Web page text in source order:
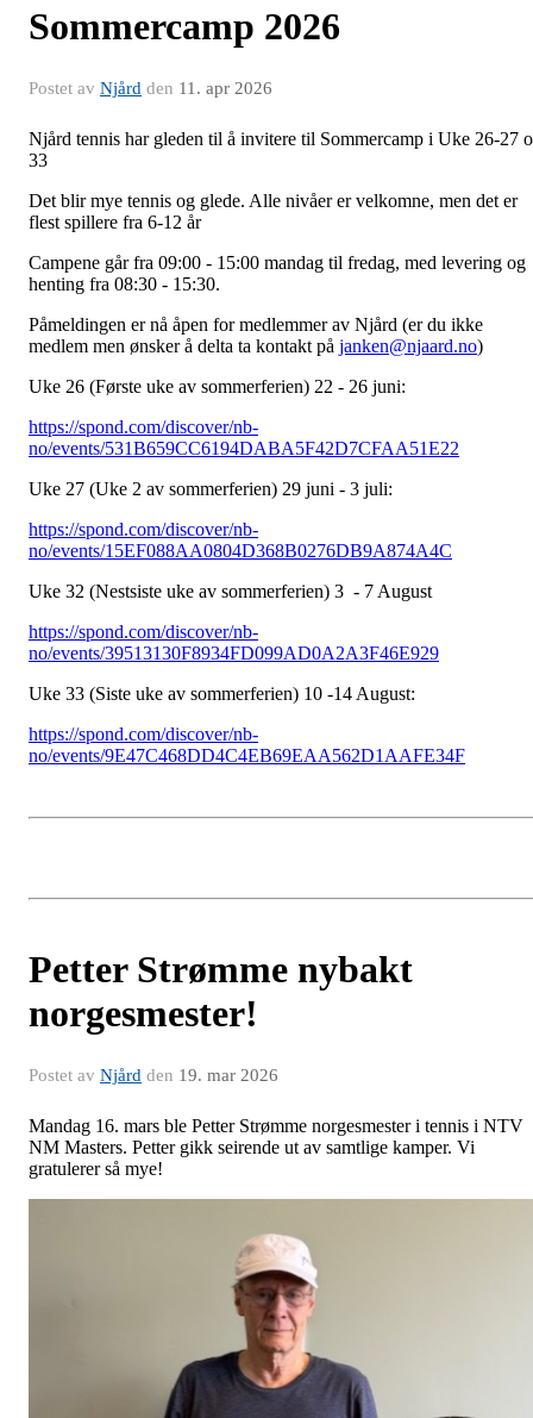
Sommercamp 2026
Postet av Njård den 11. apr 2026
Njård tennis har gleden til å invitere til Sommercamp i Uke 26-27
33
Det blir mye tennis og glede. Alle nivåer er velkomne, men det er
flest spillere fra 6-12 år
Campene går fra 09:00 - 15:00 mandag til fredag, med levering og
henting fra 08:30 - 15:30.
Påmeldingen er nå åpen for medlemmer av Njård (er du ikke
medlem men ønsker å delta ta kontakt på janken@njaard.no)
Uke 26 (Første uke av sommerferien) 22 - 26 juni:
https://spond.com/discover/nb-
no/events/531B659CC6194DABA5F42D7CFAA51E22
Uke 27 (Uke 2 av sommerferien) 29 juni - 3 juli:
https://spond.com/discover/nb-
no/events/15EF088AA0804D368B0276DB9A874A4C
Uke 32 (Nestsiste uke av sommerferien) 3 - 7 August
https://spond.com/discover/nb-
no/events/39513130F8934FD099AD0A2A3F46E929
Uke 33 (Siste uke av sommerferien) 10 -14 August:
https://spond.com/discover/nb-
no/events/9E47C468DD4C4EB69EAA562D1AAFE34F
Petter Strømme nybakt
norgesmester!
Postet av Njård den 19. mar 2026
Mandag 16. mars ble Petter Strømme norgesmester i tennis i NTV
NM Masters. Petter gikk seirende ut av samtlige kamper. Vi
gratulerer så mye!